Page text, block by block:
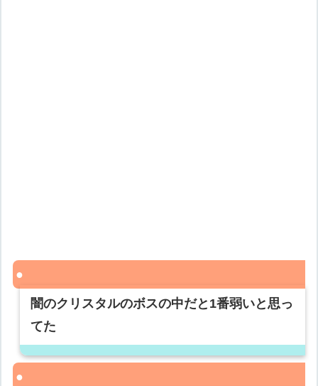
闇のクリスタルのボスの中だと1番弱いと思っ
てた